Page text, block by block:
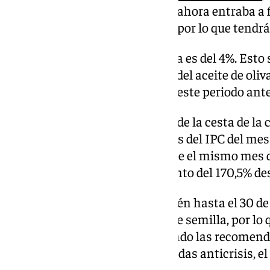
que el aceite de oliva a partir de ahora entraba
productos y alimentos básicos, por lo que
El tipo superreducido en España es del 4%.
vuelvan a la normalidad, el IVA del aceite de
venía soportando durante todo este periodo
El aceite de oliva es el producto de la cesta de
en el último año, según los datos del IPC del
interanual (agosto de 2024 sobre el mismo mes
25,1%, acumulando un incremento del 170,5%
Por otro lado, se prorrogó también hasta el 30
IVA para la pasta y los aceites de semilla, por
hasta el 31 de diciembre, siguiendo las
para la retirada gradual de medidas anticrisis,